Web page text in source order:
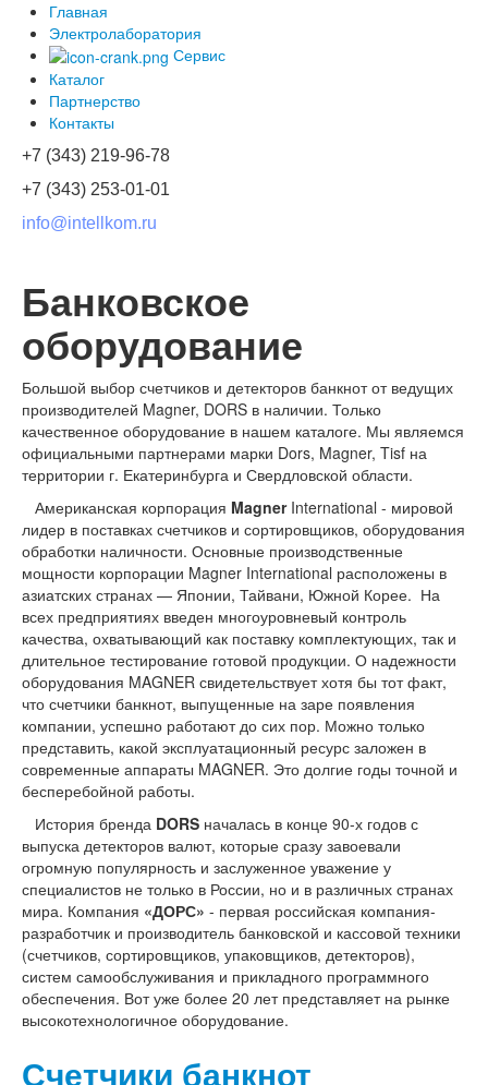
Главная
Электролаборатория
Сервис
Каталог
Партнерство
Контакты
+7 (343) 219-96-78
+7 (343) 253-01-01
info@intellkom.ru
Банковское
оборудование
Большой выбор счетчиков и детекторов банкнот от ведущих
производителей Magner, DORS в наличии. Только
качественное оборудование в нашем каталоге. Мы являемся
официальными партнерами марки Dors, Magner, Tisf на
территории г. Екатеринбурга и Свердловской области.
Американская корпорация MagnerInternational - мировой
лидер в поставках счетчиков и сортировщиков, оборудования
обработки наличности. Основные производственные
мощности корпорации Magner International расположены в
азиатских странах — Японии, Тайвани, Южной Корее. На
всех предприятиях введен многоуровневый контроль
качества, охватывающий как поставку комплектующих, так и
длительное тестирование готовой продукции. О надежности
оборудования MAGNER свидетельствует хотя бы тот факт,
что счетчики банкнот, выпущенные на заре появления
компании, успешно работают до сих пор. Можно только
представить, какой эксплуатационный ресурс заложен в
современные аппараты MAGNER. Это долгие годы точной и
бесперебойной работы.
История бренда DORS началась в конце 90-х годов с
выпуска детекторов валют, которые сразу завоевали
огромную популярность и заслуженное уважение у
специалистов не только в России, но и в различных странах
мира. Компания «ДОРС» - первая российская компания-
разработчик и производитель банковской и кассовой техники
(счетчиков, сортировщиков, упаковщиков, детекторов),
систем самообслуживания и прикладного программного
обеспечения. Вот уже более 20 лет представляет на рынке
высокотехнологичное оборудование.
Счетчики банкнот